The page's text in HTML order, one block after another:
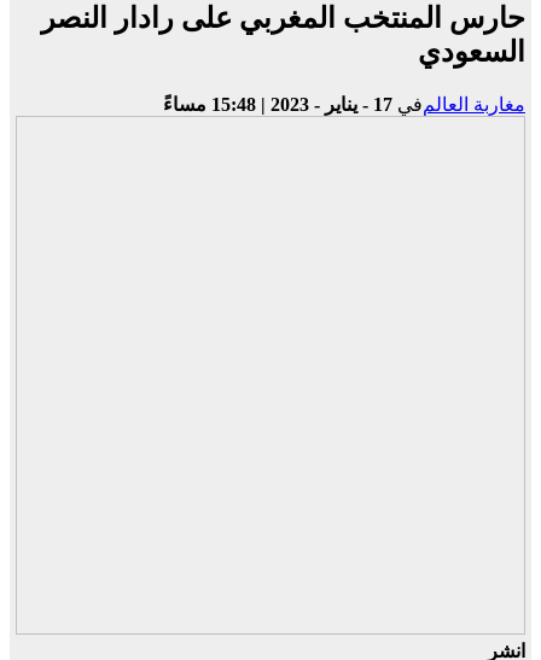
حارس المنتخب المغربي على رادار النصر
السعودي
مغاربة العالمفي 17 - يناير - 2023 | 15:48 مساءً
انشر